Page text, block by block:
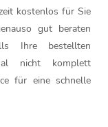
kostenlos für Sie
gut beraten
Ihre bestellten
nicht komplett
für eine schnelle